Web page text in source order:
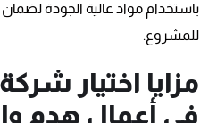
باستخدام مواد عالية الجودة لضمان
للمشروع.
مزايا اختيار
في أعمال هدم